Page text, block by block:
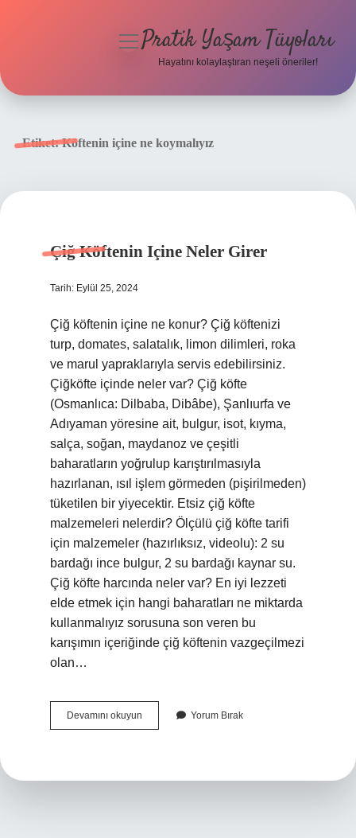
menüyü
Pratik Yaşam Tüyoları
Hayatını kolaylaştıran neşeli öneriler!
Etiket:Köftenin içine ne koymalıyız
Çiğ Köftenin Içine Neler Girer
Tarih: Eylül 25, 2024
Çiğ köftenin içine ne konur? Çiğ köftenizi
turp, domates, salatalık, limon dilimleri, roka
ve marul yapraklarıyla servis edebilirsiniz.
Çiğköfte içinde neler var? Çiğ köfte
(Osmanlıca: Dilbaba, Dibâbe), Şanlıurfa ve
Adıyaman yöresine ait, bulgur, isot, kıyma,
salça, soğan, maydanoz ve çeşitli
baharatların yoğrulup karıştırılmasıyla
hazırlanan, ısıl işlem görmeden (pişirilmeden)
tüketilen bir yiyecektir. Etsiz çiğ köfte
malzemeleri nelerdir? Ölçülü çiğ köfte tarifi
için malzemeler (hazırlıksız, videolu): 2 su
bardağı ince bulgur, 2 su bardağı kaynar su.
Çiğ köfte harcında neler var? En iyi lezzeti
elde etmek için hangi baharatları ne miktarda
kullanmalıyız sorusuna son veren bu
karışımın içeriğinde çiğ köftenin vazgeçilmezi
olan…
Devamını okuyun
Köftenin
Yorum Bırak